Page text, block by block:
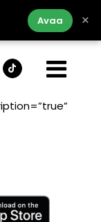
Avaa ×